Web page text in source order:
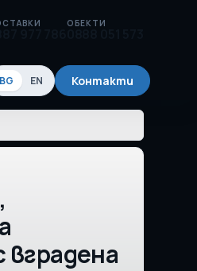
ОБЕКТИ
BG EN Контакти